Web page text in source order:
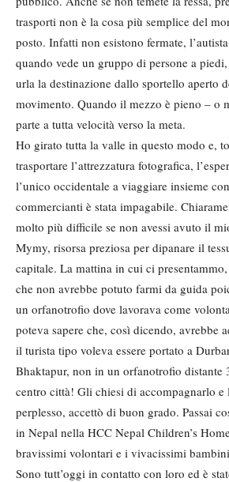
trasporti non è la cosa più semplice del
posto. Infatti non esistono fermate,
quando vede un gruppo di persone a
urla la destinazione dallo sportello aperto
movimento. Quando il mezzo è pieno – o
parte a tutta velocità verso la meta.
Ho girato tutta la valle in questo modo e,
trasportare l’attrezzatura fotografica,
l’unico occidentale a viaggiare insieme
commercianti è stata impagabile.
molto più difficile se non avessi avuto il
Mymy, risorsa preziosa per dipanare il
capitale. La mattina in cui ci
che non avrebbe potuto farmi da guida
un orfanotrofio dove lavorava come
poteva sapere che, così dicendo, avrebbe
il turista tipo voleva essere portato a
Bhaktapur, non in un orfanotrofio distante
centro città! Gli chiesi di accompagnarlo e
perplesso, accettò di buon grado. Passai
in Nepal nella HCC Nepal Children’s
bravissimi volontari e i vivacissimi
Sono tutt’oggi in contatto con loro ed è